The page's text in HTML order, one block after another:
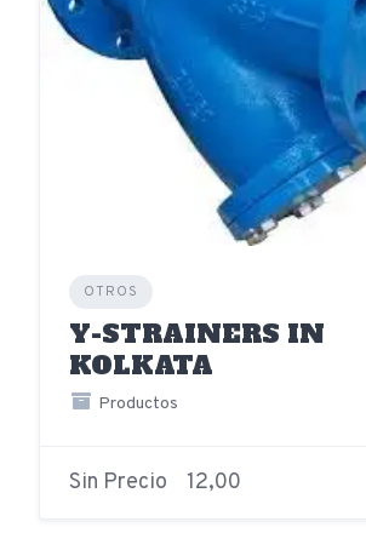
OTROS
Y-STRAINERS IN
KOLKATA
Productos
Sin Precio 12,00